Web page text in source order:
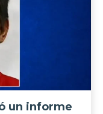
un informe